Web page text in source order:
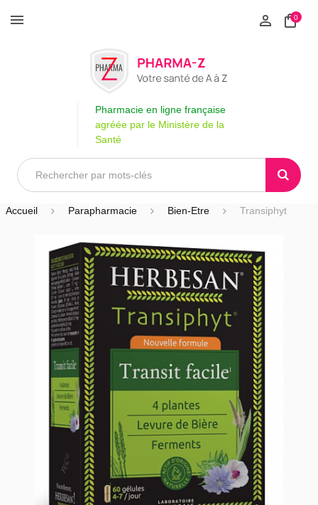
0
Pharmacie en ligne française
agréée par le Ministère de la
Santé
Accueil Parapharmacie Bien-Etre Transiphyt